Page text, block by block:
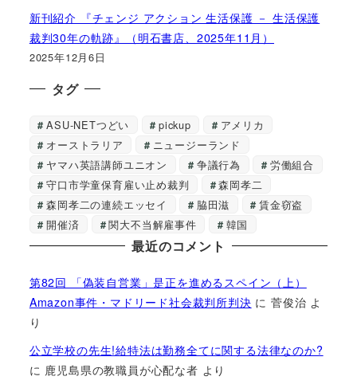
新刊紹介 『チェンジ アクション 生活保護 － 生活保護
裁判30年の軌跡』（明石書店、2025年11月）
2025年12月6日
タグ
ASU-NETつどい pickup
アメリカ
オーストラリア
ニュージーランド
ヤマハ英語講師ユニオン
争議行為
労働組合
守口市学童保育雇い止め裁判
森岡孝二
森岡孝二の連続エッセイ
脇田滋
賃金窃盗
開催済
関大不当解雇事件 韓国
最近のコメント
第82回 「偽装自営業」是正を進めるスペイン（上）
Amazon事件・マドリード社会裁判所判決 に菅俊治 よ
り
公立学校の先生!給特法は勤務全てに関する法律なのか?
に 鹿児島県の教職員が心配な者 より